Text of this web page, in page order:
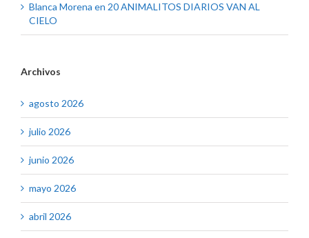
Blanca Morena en 20 ANIMALITOS DIARIOS VAN AL
CIELO
Archivos
agosto 2026
julio 2026
junio 2026
mayo 2026
abril 2026